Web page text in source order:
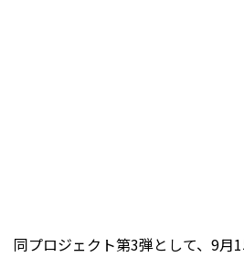
同プロジェクト第3弾として、9月